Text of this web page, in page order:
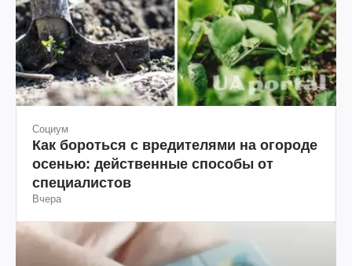
Социум
Как бороться с вредителями на огороде
осенью: действенные способы от
специалистов
Вчера